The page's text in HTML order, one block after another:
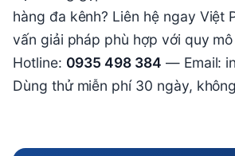
hàng đa kênh? Liên hệ ngay Việt
vấn giải pháp phù hợp với quy
Hotline: 0935 498 384 — Email:
Dùng thử miễn phí 30 ngày,